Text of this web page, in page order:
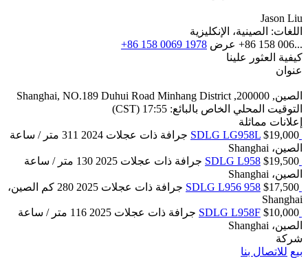
Jason Liu
اللغات: الصينية، الإنكليزية
+86 158 006... عرض +86 158 0069 1978
كيفية العثور علينا
عنوان
الصين, 200000, Shanghai, NO.189 Duhui Road Minhang District
التوقيت المحلي الخاص بالبائع: 17:55 (CST)
إعلانات مماثلة
SDLG LG958L $19,000 جرافة ذات عجلات 2024 311 متر / ساعة
الصين، Shanghai
SDLG L958 $19,500 جرافة ذات عجلات 2025 130 متر / ساعة
الصين، Shanghai
SDLG L956 958 $17,500 جرافة ذات عجلات 2025 280 كم
الصين،
Shanghai
SDLG L958F $10,000 جرافة ذات عجلات 2025 116 متر / ساعة
الصين، Shanghai
شركة
بيع للاتصال بنا